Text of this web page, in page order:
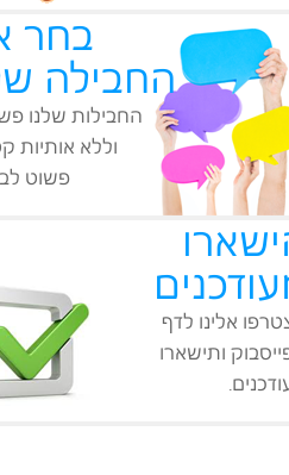
בחר
החבילה
החבילות שלנו
וללא אותיות
פשוט
אלינו לדף
ותישארו